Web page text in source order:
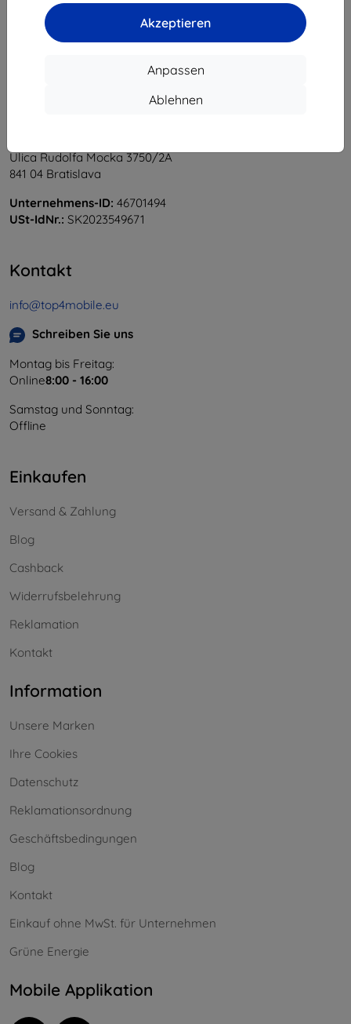
Akzeptieren
Anpassen
Ablehnen
1
Ulica Rudolfa Mocka 3750/2A
841 04 Bratislava
Unternehmens-ID: 46701494
USt-IdNr.: SK2023549671
Kontakt
info@top4mobile.eu
Schreiben Sie uns
Montag bis Freitag:
Online8:00 - 16:00
Samstag und Sonntag:
Offline
Einkaufen
Versand & Zahlung
Blog
Cashback
Widerrufsbelehrung
Reklamation
Kontakt
Information
Unsere Marken
Ihre Cookies
Datenschutz
Reklamationsordnung
Geschäftsbedingungen
Blog
Kontakt
Einkauf ohne MwSt. für Unternehmen
Grüne Energie
Mobile Applikation